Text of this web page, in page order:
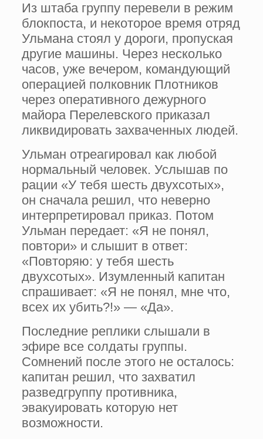
Из штаба группу перевели в режим
блокпоста, и некоторое время отряд
Ульмана стоял у дороги, пропуская
другие машины. Через несколько
часов, уже вечером, командующий
операцией полковник Плотников
через оперативного дежурного
майора Перелевского приказал
ликвидировать захваченных людей.
Ульман отреагировал как любой
нормальный человек. Услышав по
рации «У тебя шесть двухсотых»,
он сначала решил, что неверно
интерпретировал приказ. Потом
Ульман передает: «Я не понял,
повтори» и слышит в ответ:
«Повторяю: у тебя шесть
двухсотых». Изумленный капитан
спрашивает: «Я не понял, мне что,
всех их убить?!» — «Да».
Последние реплики слышали в
эфире все солдаты группы.
Сомнений после этого не осталось:
капитан решил, что захватил
разведгруппу противника,
эвакуировать которую нет
возможности.